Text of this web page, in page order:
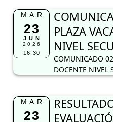
MAR
23
JUN
2026
16:30
PLAZA
NIVEL
COMUNICADO
DOCENTE NIVEL
MAR
23